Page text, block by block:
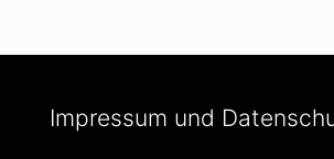
Impressum und